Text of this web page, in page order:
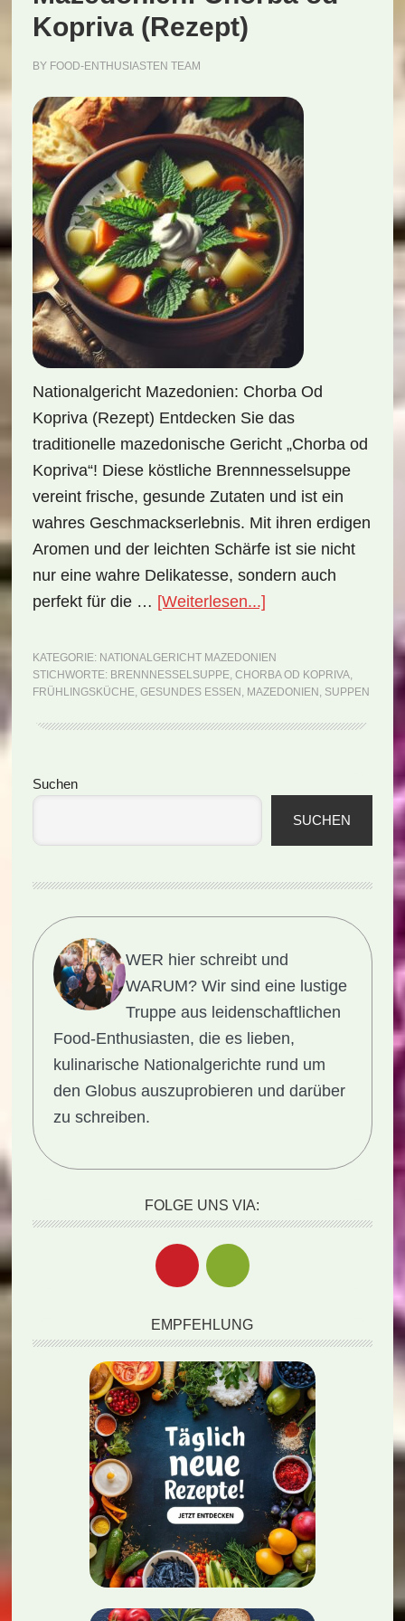
Kopriva (Rezept)
BY FOOD-ENTHUSIASTEN TEAM
Nationalgericht Mazedonien: Chorba Od
Kopriva (Rezept) Entdecken Sie das
traditionelle mazedonische Gericht „Chorba od
Kopriva“! Diese köstliche Brennnesselsuppe
vereint frische, gesunde Zutaten und ist ein
wahres Geschmackserlebnis. Mit ihren erdigen
Aromen und der leichten Schärfe ist sie nicht
nur eine wahre Delikatesse, sondern auch
perfekt für die … [Weiterlesen...]
Chorba
od
(Rezept)
KATEGORIE: NATIONALGERICHT MAZEDONIEN
STICHWORTE: BRENNNESSELSUPPE, CHORBA OD KOPRIVA,
FRÜHLINGSKÜCHE, GESUNDES ESSEN , MAZEDONIEN , SUPPEN
Seitenspalte
Suchen
SUCHEN
WER hier schreibt und
WARUM? Wir sind eine lustige
Truppe aus leidenschaftlichen
Food-Enthusiasten, die es lieben,
kulinarische Nationalgerichte rund um
den Globus auszuprobieren und darüber
zu schreiben.
FOLGE UNS VIA:
EMPFEHLUNG